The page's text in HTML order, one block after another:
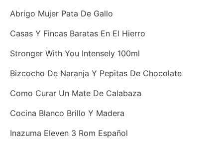
Abrigo Mujer Pata De Gallo
Casas Y Fincas Baratas En El Hierro
Stronger With You Intensely 100ml
Bizcocho De Naranja Y Pepitas De Chocolate
Como Curar Un Mate De Calabaza
Cocina Blanco Brillo Y Madera
Inazuma Eleven 3 Rom Español